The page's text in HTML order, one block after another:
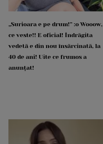
„Surioara e pe drum!” :o Wooow,
ce veste!! E oficial! Îndrăgita
vedetă e din nou însărcinată, la
40 de ani! Uite ce frumos a
anunțat!